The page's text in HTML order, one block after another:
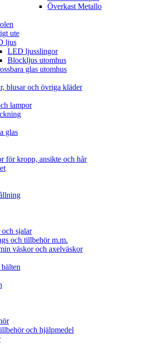
Överkast Metallo
ute
ljus
LED ljusslingor
Blockljus utomhus
glas utomhus
blusar och övriga kläder
lampor
glas
för kropp, ansikte och hår
sjalar
och tillbehör m.m.
väskor och axelväskor
och hjälpmedel